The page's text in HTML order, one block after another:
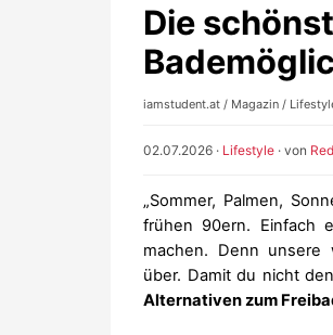
Die
iamstudent.at / Magazin /
02.07.2026 · Lifestyle · von
„Sommer, Palmen,
frühen 90ern. Einfach
machen. Denn unsere
über. Damit du nicht
Alternativen zum